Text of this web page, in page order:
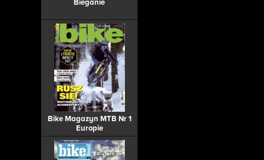
Bieganie
Bike Magazyn MTB Nr 1
Europie